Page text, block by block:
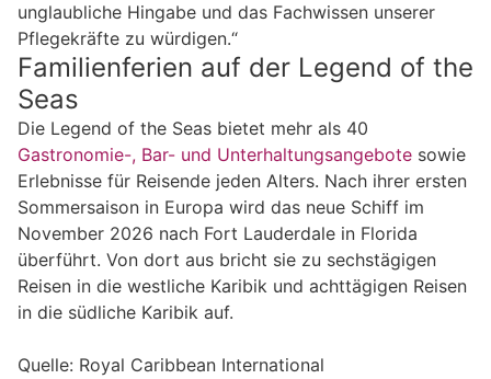
unglaubliche Hingabe und das Fachwissen unserer
Pflegekräfte zu würdigen.“
Familienferien auf der Legend of the
Seas
Die Legend of the Seas bietet mehr als 40
Gastronomie-, Bar- und Unterhaltungsangebote sowie
Erlebnisse für Reisende jeden Alters. Nach ihrer ersten
Sommersaison in Europa wird das neue Schiff im
November 2026 nach Fort Lauderdale in Florida
überführt. Von dort aus bricht sie zu sechstägigen
Reisen in die westliche Karibik und achttägigen Reisen
in die südliche Karibik auf.
Quelle: Royal Caribbean International